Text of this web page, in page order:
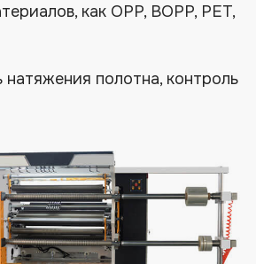
как OPP, BOPP, PET,
полотна, контроль